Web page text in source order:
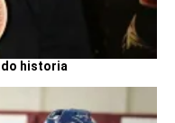
historia